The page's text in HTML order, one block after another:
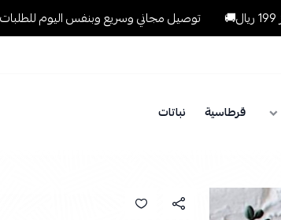
توصيل مجاني وسريع وبنفس اليوم للطلبات داخل الرياض
قرطاسية نباتات